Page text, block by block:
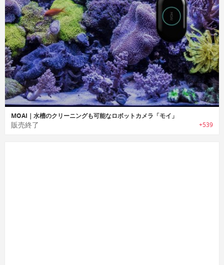
MOAI｜水槽のクリーニングも可能なロボットカメラ「モイ」
販売終了 +539